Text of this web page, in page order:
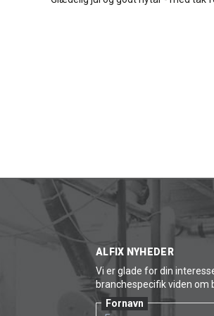
ALFIX NYHEDER
Vi er glade for din
branchespecifik viden om
Fornavn